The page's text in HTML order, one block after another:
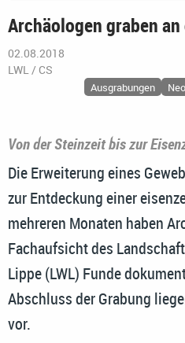
Archäologen graben
02.08.2018
LWL / CS
Ausgrabungen
Von der Steinzeit bis zur
Die Erweiterung eines
zur Entdeckung einer
mehreren Monaten haben
Fachaufsicht des
Lippe (LWL) Funde
Abschluss der Grabung
vor.